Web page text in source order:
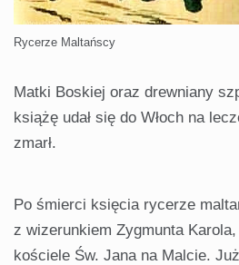
Rycerze Maltańscy
Matki Boskiej oraz drewniany
książę udał się do Włoch na
zmarł.
Po śmierci księcia rycerze
z wizerunkiem Zygmunta
kościele Św. Jana na Malcie.